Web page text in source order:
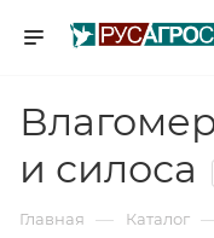
и силоса
Главная — Каталог